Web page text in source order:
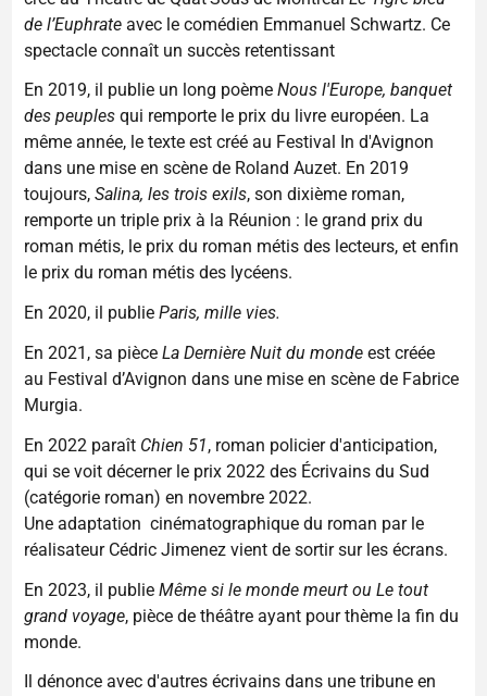
de l’Euphrate avec le comédien Emmanuel Schwartz. Ce
spectacle connaît un succès retentissant
En 2019, il publie un long poèmeNous l'Europe, banquet
des peuplesqui remporte le prix du livre européen. La
même année, le texte est créé au Festival In d'Avignon
dans une mise en scène de Roland Auzet. En 2019
toujours, Salina, les trois exils, son dixième roman,
remporte un triple prix à la Réunion : le grand prix du
roman métis, le prix du roman métis des lecteurs, et enfin
le prix du roman métis des lycéens.
En 2020, il publieParis, mille vies.
En 2021, sa pièce La Dernière Nuit du mondeest créée
au Festival d’Avignon dans une mise en scène de Fabrice
Murgia.
En 2022 paraît Chien 51, roman policier d'anticipation,
qui se voit décerner le prix 2022 des Écrivains du Sud
(catégorie roman) en novembre 2022.
Une adaptation cinématographique du roman par le
réalisateur Cédric Jimenez vient de sortir sur les écrans.
En 2023, il publie Même si le monde meurt ou Le tout
grand voyage, pièce de théâtre ayant pour thème la fin du
monde.
Il dénonce avec d'autres écrivains dans une tribune en